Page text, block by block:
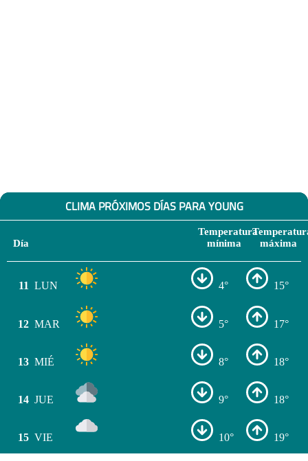
CLIMA PRÓXIMOS DÍAS PARA YOUNG
Día
Temperatura
mínima
máxima
11 LUN 4° 15°
12 MAR 5° 17°
13 MIÉ 8° 18°
14 JUE 9° 18°
15 VIE 10° 19°